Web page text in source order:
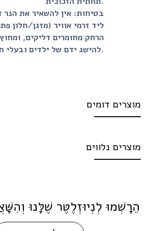
בטיחות:אין להשאיר את הנר
ליד זרמי אוויר (מזגן/חלון
הרחק מחומרים דליקים, ומחוץ
דומים
נלווים
לְנְיוּזְלֶטֶּר שֶׁלָּנוּ